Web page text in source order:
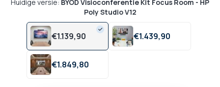
Huidige versie: BYOD Visioconferentie Kit Focus Room - HP
Poly Studio V12
€1.139,90 €1.439,90
€1.849,80